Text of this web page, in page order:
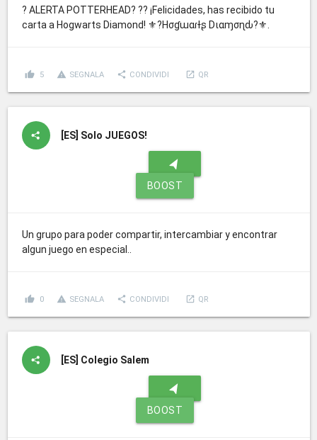
? ALERTA POTTERHEAD? ?? ¡Felicidades, has recibido tu
carta a Hogwarts Diamond! ⚜?Hσɠɯαɾƚʂ Dιαɱσɳԃ?⚜.
thumb_up 5 report_problem SEGNALA share CONDIVIDI launch QR
[ES] Solo JUEGOS!
navigation
BOOST
Un grupo para poder compartir, intercambiar y encontrar
algun juego en especial..
thumb_up 0 report_problem SEGNALA share CONDIVIDI launch QR
[ES] Colegio Salem
navigation
BOOST